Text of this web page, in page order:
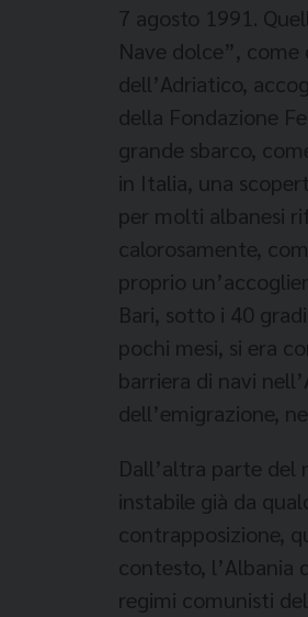
7 agosto 1991.
Nave dolce”,
dell’Adriatico,
della Fondazione
grande sbarco,
in Italia, una
per molti albanesi
calorosamente,
proprio
Bari, sotto i 40
pochi mesi, si era
barriera di navi
dell’emigrazione,
Dall’altra parte del
instabile già da
contrapposizione,
contesto, l’Albania
regimi comunisti